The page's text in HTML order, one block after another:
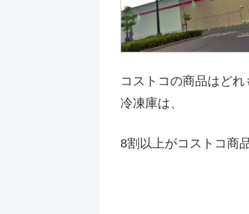
コストコの商品はど
冷凍庫は、
8割以上がコストコ商